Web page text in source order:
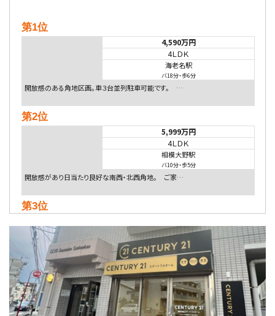
第1位
4,590万円
4ＬＤＫ
海老名駅
バ18分・歩6分
開放感のある角地区画。車３台並列駐車可能です。 …
第2位
5,999万円
4ＬＤＫ
相模大野駅
バ10分・歩5分
開放感があり日当たり良好な南西・北西角地。 ご家…
第3位
4ＬＤＫ
相模大野駅
バ9分・歩4分
２０１５年６月築、積水ハウス施工住宅です。 南東…
第4位
4,080万円